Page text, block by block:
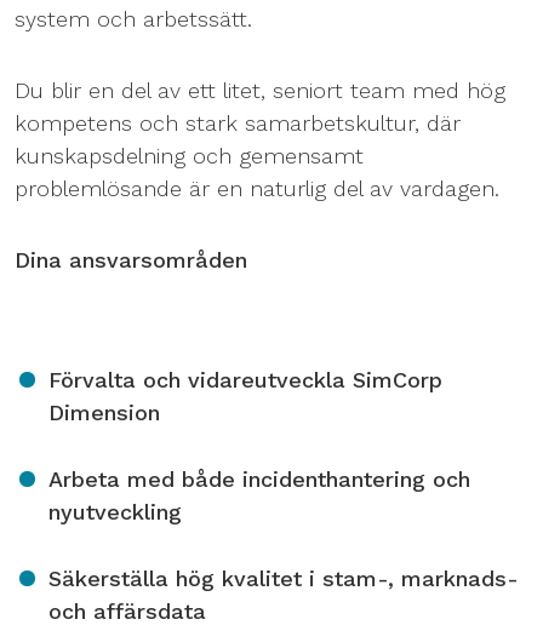
system och arbetssätt.
Du blir en del av ett litet, seniort team med hög
kompetens och stark samarbetskultur, där
kunskapsdelning och gemensamt
problemlösande är en naturlig del av vardagen.
Dina ansvarsområden
Förvalta och vidareutveckla SimCorp
Dimension
Arbeta med både incidenthantering och
nyutveckling
Säkerställa hög kvalitet i stam-, marknads-
och affärsdata